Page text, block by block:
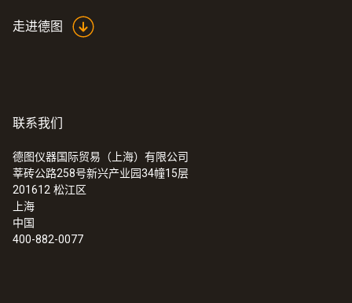
走进德图
联系我们
德图仪器国际贸易（上海）有限公司
莘砖公路258号新兴产业园34幢15层
201612 松江区
上海
中国
400-882-0077